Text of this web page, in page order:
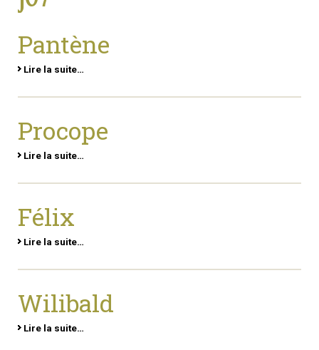
Pantène
Lire la suite…
Procope
Lire la suite…
Félix
Lire la suite…
Wilibald
Lire la suite…